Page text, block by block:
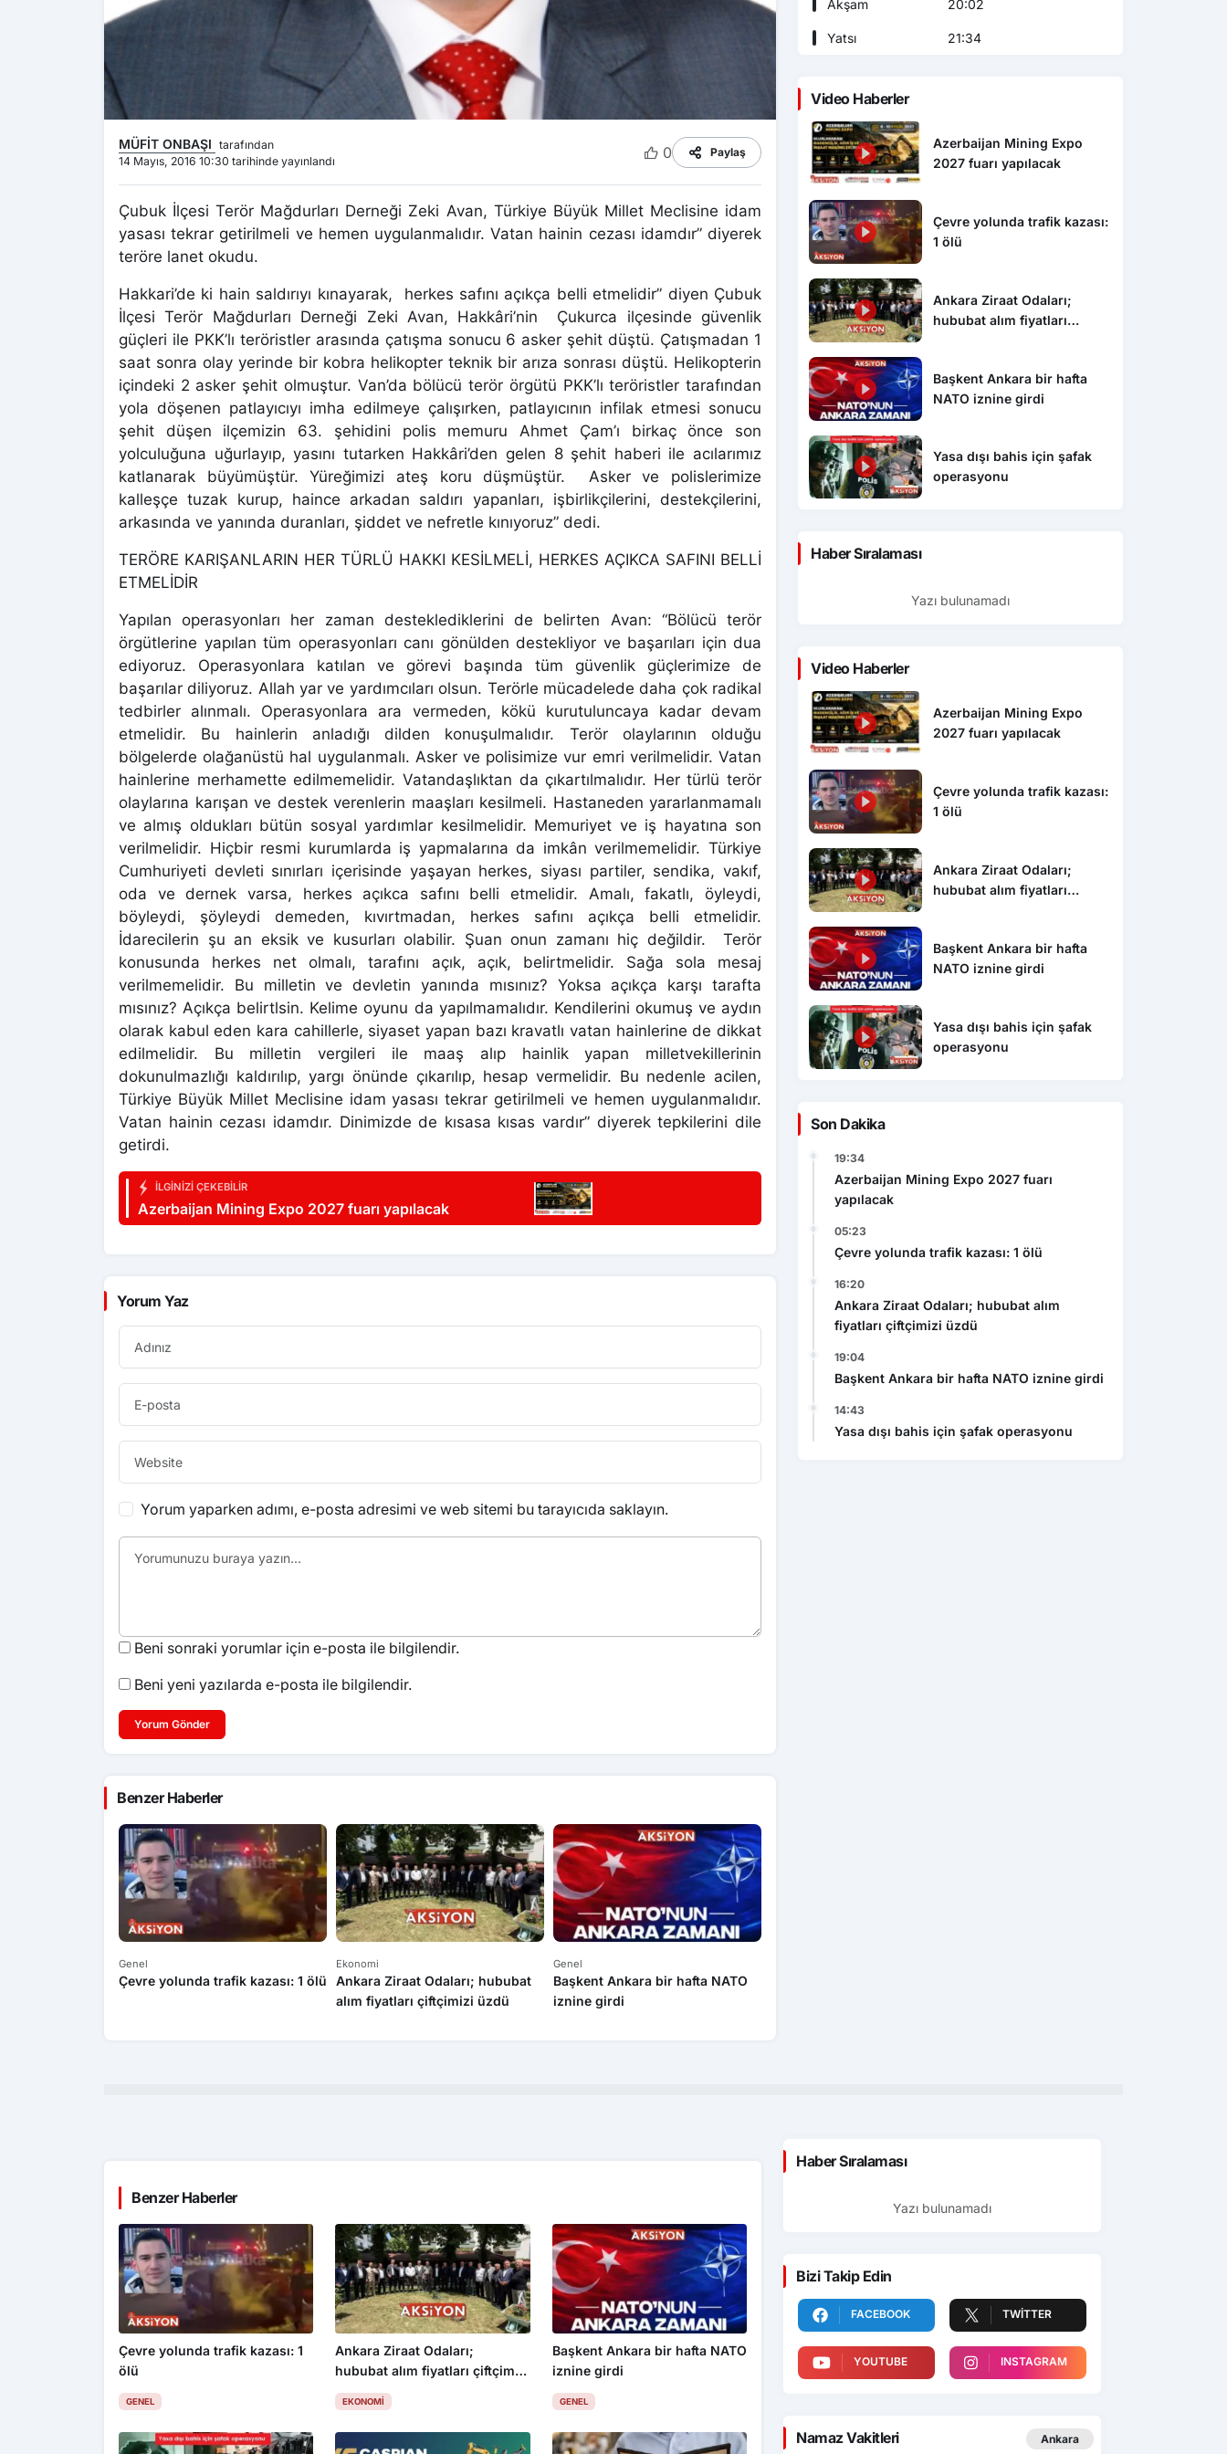
MÜFİT ONBAŞI tarafından
14 Mayıs, 2016 10:30 tarihinde yayınlandı
0 Paylaş
Çubuk İlçesi Terör Mağdurları Derneği Zeki Avan, Türkiye Büyük Millet Meclisine idam
yasası tekrar getirilmeli ve hemen uygulanmalıdır. Vatan hainin cezası idamdır” diyerek
teröre lanet okudu.
Hakkari’de ki hain saldırıyı kınayarak, herkes safını açıkça belli etmelidir” diyen Çubuk
İlçesi Terör Mağdurları Derneği Zeki Avan, Hakkâri’nin Çukurca ilçesinde güvenlik
güçleri ile PKK’lı teröristler arasında çatışma sonucu 6 asker şehit düştü. Çatışmadan 1
saat sonra olay yerinde bir kobra helikopter teknik bir arıza sonrası düştü. Helikopterin
içindeki 2 asker şehit olmuştur. Van’da bölücü terör örgütü PKK’lı teröristler tarafından
yola döşenen patlayıcıyı imha edilmeye çalışırken, patlayıcının infilak etmesi sonucu
şehit düşen ilçemizin 63. şehidini polis memuru Ahmet Çam’ı birkaç önce son
yolculuğuna uğurlayıp, yasını tutarken Hakkâri’den gelen 8 şehit haberi ile acılarımız
katlanarak büyümüştür. Yüreğimizi ateş koru düşmüştür. Asker ve polislerimize
kalleşçe tuzak kurup, haince arkadan saldırı yapanları, işbirlikçilerini, destekçilerini,
arkasında ve yanında duranları, şiddet ve nefretle kınıyoruz” dedi.
TERÖRE KARIŞANLARIN HER TÜRLÜ HAKKI KESİLMELİ, HERKES AÇIKCA SAFINI BELLİ
ETMELİDİR
Yapılan operasyonları her zaman desteklediklerini de belirten Avan: “Bölücü terör
örgütlerine yapılan tüm operasyonları canı gönülden destekliyor ve başarıları için dua
ediyoruz. Operasyonlara katılan ve görevi başında tüm güvenlik güçlerimize de
başarılar diliyoruz. Allah yar ve yardımcıları olsun. Terörle mücadelede daha çok radikal
tedbirler alınmalı. Operasyonlara ara vermeden, kökü kurutuluncaya kadar devam
etmelidir. Bu hainlerin anladığı dilden konuşulmalıdır. Terör olaylarının olduğu
bölgelerde olağanüstü hal uygulanmalı. Asker ve polisimize vur emri verilmelidir. Vatan
hainlerine merhamette edilmemelidir. Vatandaşlıktan da çıkartılmalıdır. Her türlü terör
olaylarına karışan ve destek verenlerin maaşları kesilmeli. Hastaneden yararlanmamalı
ve almış oldukları bütün sosyal yardımlar kesilmelidir. Memuriyet ve iş hayatına son
verilmelidir. Hiçbir resmi kurumlarda iş yapmalarına da imkân verilmemelidir. Türkiye
Cumhuriyeti devleti sınırları içerisinde yaşayan herkes, siyası partiler, sendika, vakıf,
oda ve dernek varsa, herkes açıkca safını belli etmelidir. Amalı, fakatlı, öyleydi,
böyleydi, şöyleydi demeden, kıvırtmadan, herkes safını açıkça belli etmelidir.
İdarecilerin şu an eksik ve kusurları olabilir. Şuan onun zamanı hiç değildir. Terör
konusunda herkes net olmalı, tarafını açık, açık, belirtmelidir. Sağa sola mesaj
verilmemelidir. Bu milletin ve devletin yanında mısınız? Yoksa açıkça karşı tarafta
mısınız? Açıkça belirtlsin. Kelime oyunu da yapılmamalıdır. Kendilerini okumuş ve aydın
olarak kabul eden kara cahillerle, siyaset yapan bazı kravatlı vatan hainlerine de dikkat
edilmelidir. Bu milletin vergileri ile maaş alıp hainlik yapan milletvekillerinin
dokunulmazlığı kaldırılıp, yargı önünde çıkarılıp, hesap vermelidir. Bu nedenle acilen,
Türkiye Büyük Millet Meclisine idam yasası tekrar getirilmeli ve hemen uygulanmalıdır.
Vatan hainin cezası idamdır. Dinimizde de kısasa kısas vardır” diyerek tepkilerini dile
getirdi.
İLGINIZI ÇEKEBILIR
Azerbaijan Mining Expo 2027 fuarı yapılacak
Yorum Yaz
Yorum yaparken adımı, e-posta adresimi ve web sitemi bu tarayıcıda saklayın.
Beni sonraki yorumlar için e-posta ile bilgilendir.
Beni yeni yazılarda e-posta ile bilgilendir.
Yorum Gönder
Benzer Haberler
Genel
Çevre yolunda trafik kazası: 1 ölü
Ekonomi
Ankara Ziraat Odaları; hububat
alım fiyatları çiftçimizi üzdü
Genel
Başkent Ankara bir hafta NATO
iznine girdi
Akşam 20:02
Yatsı 21:34
Video Haberler
Azerbaijan Mining Expo
2027 fuarı yapılacak
Çevre yolunda trafik kazası:
1 ölü
Ankara Ziraat Odaları;
hububat alım fiyatları
Başkent Ankara bir hafta
NATO iznine girdi
Yasa dışı bahis için şafak
operasyonu
Haber Sıralaması
Yazı bulunamadı
Video Haberler
Azerbaijan Mining Expo
2027 fuarı yapılacak
Çevre yolunda trafik kazası:
1 ölü
Ankara Ziraat Odaları;
hububat alım fiyatları
Başkent Ankara bir hafta
NATO iznine girdi
Yasa dışı bahis için şafak
operasyonu
Son Dakika
19:34
Azerbaijan Mining Expo 2027 fuarı
yapılacak
05:23
Çevre yolunda trafik kazası: 1 ölü
16:20
Ankara Ziraat Odaları; hububat alım
fiyatları çiftçimizi üzdü
19:04
Başkent Ankara bir hafta NATO iznine girdi
14:43
Yasa dışı bahis için şafak operasyonu
Benzer Haberler
Çevre yolunda trafik kazası: 1
ölü
GENEL
Ankara Ziraat Odaları;
hububat alım fiyatları çiftçimizi
üzdü
EKONOMI
Başkent Ankara bir hafta NATO
iznine girdi
GENEL
Haber Sıralaması
Yazı bulunamadı
Bizi Takip Edin
FACEBOOK TWITTER
YOUTUBE INSTAGRAM
Namaz Vakitleri Ankara